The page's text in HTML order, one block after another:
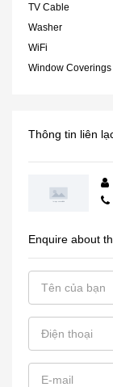
TV Cable
Washer
WiFi
Window Coverings
Thông tin liên
Enquire about